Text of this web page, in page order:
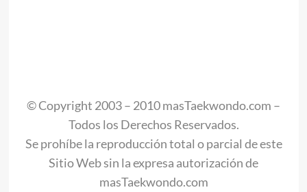
© Copyright 2003 – 2010 masTaekwondo.com –
Todos los Derechos Reservados.
Se prohíbe la reproducción total o parcial de este
Sitio Web sin la expresa autorización de
masTaekwondo.com